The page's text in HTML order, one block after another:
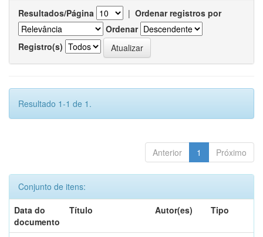
Resultados/Página | Ordenar registros por
Ordenar
Registro(s)
Resultado 1-1 de 1.
Anterior 1 Próximo
Conjunto de itens:
Data do
documento
Título Autor(es) Tipo